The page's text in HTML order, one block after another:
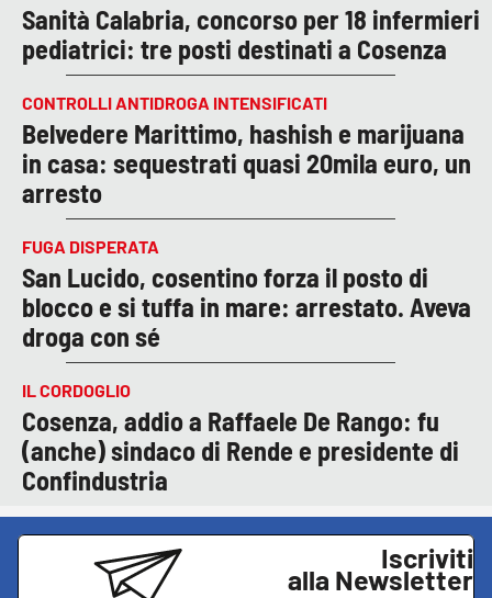
Sanità Calabria, concorso per 18 infermieri
pediatrici: tre posti destinati a Cosenza
CONTROLLI ANTIDROGA INTENSIFICATI
Belvedere Marittimo, hashish e marijuana
in casa: sequestrati quasi 20mila euro, un
arresto
FUGA DISPERATA
San Lucido, cosentino forza il posto di
blocco e si tuffa in mare: arrestato. Aveva
droga con sé
IL CORDOGLIO
Cosenza, addio a Raffaele De Rango: fu
(anche) sindaco di Rende e presidente di
Confindustria
Iscriviti
alla Newsletter